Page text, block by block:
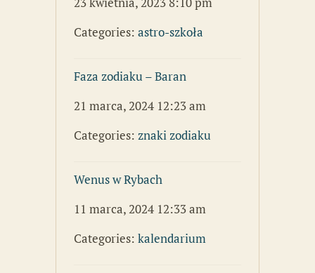
Categories: astro-szkoła
Faza zodiaku – Baran
21 marca, 2024 12:23 am
Categories: znaki zodiaku
Wenus w Rybach
11 marca, 2024 12:33 am
Categories: kalendarium